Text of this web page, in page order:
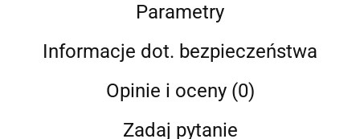
Parametry
Informacje dot. bezpieczeństwa
Opinie i oceny (0)
Zadaj pytanie